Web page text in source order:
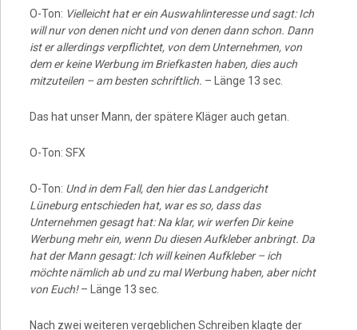
O-Ton: Vielleicht hat er ein Auswahlinteresse und sagt: Ich
will nur von denen nicht und von denen dann schon. Dann
ist er allerdings verpflichtet, von dem Unternehmen, von
dem er keine Werbung im Briefkasten haben, dies auch
mitzuteilen – am besten schriftlich. – Länge 13 sec.
Das hat unser Mann, der spätere Kläger auch getan.
O-Ton: SFX
O-Ton: Und in dem Fall, den hier das Landgericht
Lüneburg entschieden hat, war es so, dass das
Unternehmen gesagt hat: Na klar, wir werfen Dir keine
Werbung mehr ein, wenn Du diesen Aufkleber anbringt. Da
hat der Mann gesagt: Ich will keinen Aufkleber – ich
möchte nämlich ab und zu mal Werbung haben, aber nicht
von Euch!– Länge 13 sec.
Nach zwei weiteren vergeblichen Schreiben klagte der